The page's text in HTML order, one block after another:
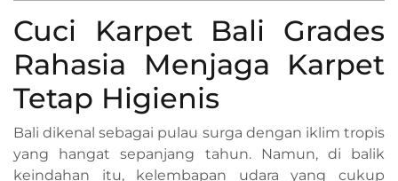
Cuci Karpet Bali Grades
Rahasia Menjaga Karpet
Tetap Higienis
Bali dikenal sebagai pulau surga dengan iklim tropis
yang hangat sepanjang tahun. Namun, di balik
keindahan itu, kelembapan udara yang cukup